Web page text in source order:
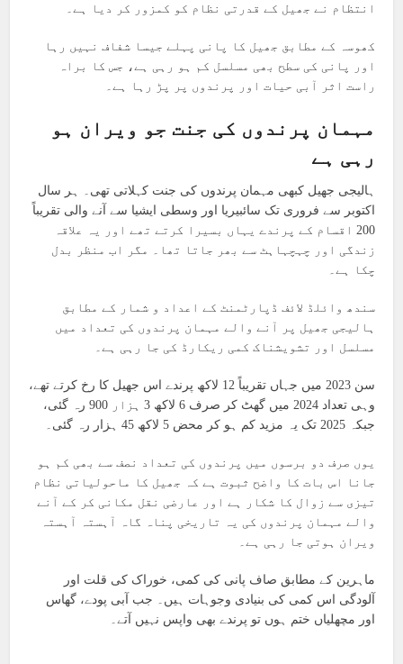
انتظام نے جھیل کے قدرتی نظام کو کمزور کر دیا ہے۔
کھوسہ کے مطابق جھیل کا پانی پہلے جیسا شفاف نہیں رہا
اور پانی کی سطح بھی مسلسل کم ہو رہی ہے، جس کا براہ
راست اثر آبی حیات اور پرندوں پر پڑ رہا ہے۔
مہمان پرندوں کی جنت جو ویران ہو
رہی ہے
ہالیجی جھیل کبھی مہمان پرندوں کی جنت کہلاتی تھی۔ ہر سال
اکتوبر سے فروری تک سائبیریا اور وسطی ایشیا سے آنے والی تقریباً
200 اقسام کے پرندے یہاں بسیرا کرتے تھے اور یہ علاقہ
زندگی اور چہچہاہٹ سے بھر جاتا تھا۔ مگر اب منظر بدل
چکا ہے۔
سندھ وائلڈ لائف ڈپارٹمنٹ کے اعداد و شمار کے مطابق
ہالیجی جھیل پر آنے والے مہمان پرندوں کی تعداد میں
مسلسل اور تشویشناک کمی ریکارڈ کی جا رہی ہے۔
سن 2023 میں جہاں تقریباً 12 لاکھ پرندے اس جھیل کا رخ کرتے تھے،
وہی تعداد 2024 میں گھٹ کر صرف 6 لاکھ 3 ہزار 900 رہ گئی،
جبکہ 2025 تک یہ مزید کم ہو کر محض 5 لاکھ 45 ہزار رہ گئی۔
یوں صرف دو برسوں میں پرندوں کی تعداد نصف سے بھی کم ہو
جانا اس بات کا واضح ثبوت ہے کہ جھیل کا ماحولیاتی نظام
تیزی سے زوال کا شکار ہے اور عارضی نقل مکانی کر کے آنے
والے مہمان پرندوں کی یہ تاریخی پناہ گاہ آہستہ آہستہ
ویران ہوتی جا رہی ہے۔
ماہرین کے مطابق صاف پانی کی کمی، خوراک کی قلت اور
آلودگی اس کمی کی بنیادی وجوہات ہیں۔ جب آبی پودے، گھاس
اور مچھلیاں ختم ہوں تو پرندے بھی واپس نہیں آتے۔